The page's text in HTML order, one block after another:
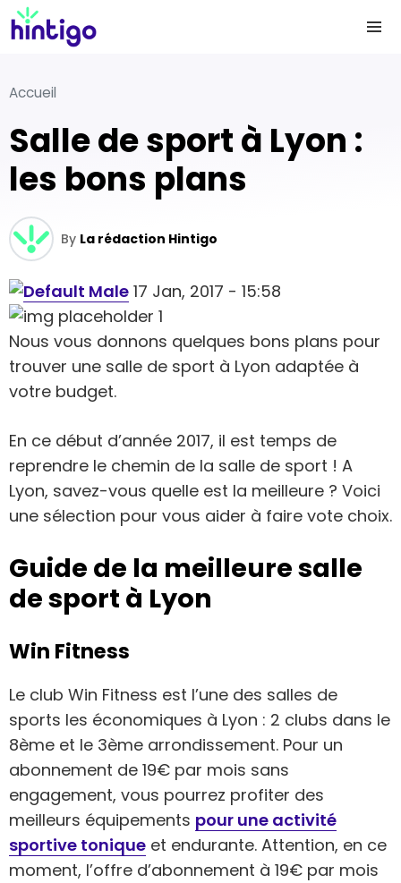
Accueil
Salle de sport à Lyon :
les bons plans
By La rédaction Hintigo
17 Jan, 2017 - 15:58
Nous vous donnons quelques bons plans pour
trouver une salle de sport à Lyon adaptée à
votre budget.
En ce début d’année 2017, il est temps de
reprendre le chemin de la salle de sport ! A
Lyon, savez-vous quelle est la meilleure ? Voici
une sélection pour vous aider à faire vote choix.
Guide de la meilleure salle
de sport à Lyon
Win Fitness
Le club Win Fitness est l’une des salles de
sports les économiques à Lyon : 2 clubs dans le
8ème et le 3ème arrondissement. Pour un
abonnement de 19€ par mois sans
engagement, vous pourrez profiter des
meilleurs équipements pour une activité
sportive tonique et endurante. Attention, en ce
moment, l’offre d’abonnement à 19€ par mois